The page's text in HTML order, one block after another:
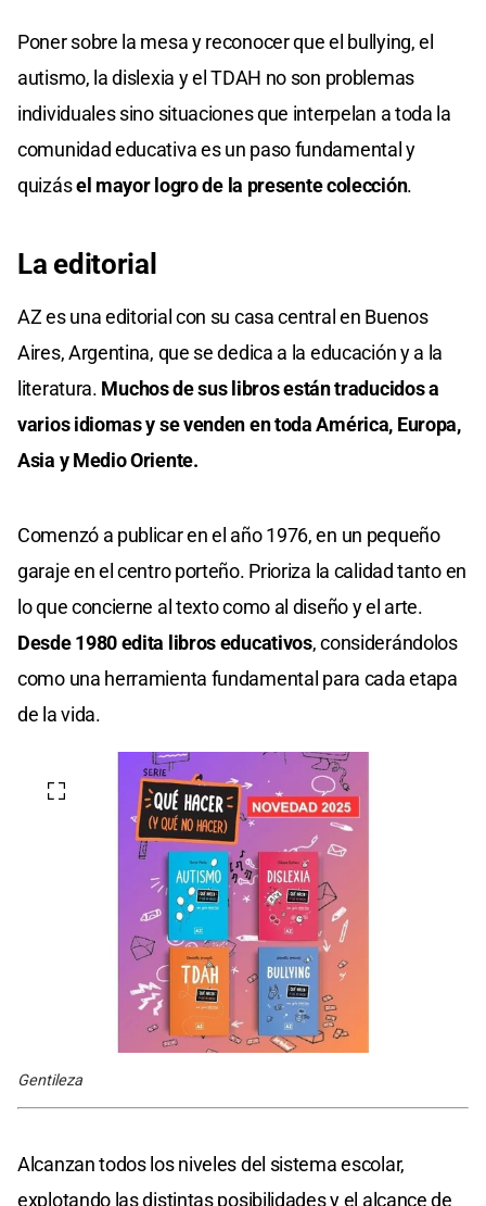
Poner sobre la mesa y reconocer que el bullying, el
autismo, la dislexia y el TDAH no son problemas
individuales sino situaciones que interpelan a toda la
comunidad educativa es un paso fundamental y
quizásel mayor logro de la presente colección.
La editorial
AZ es una editorial con su casa central en Buenos
Aires, Argentina, que se dedica a la educación y a la
literatura. Muchos de sus libros están traducidos a
varios idiomas y se venden en toda América, Europa,
Asia y Medio Oriente.
Comenzó a publicar en el año 1976, en un pequeño
garaje en el centro porteño. Prioriza la calidad tanto en
lo que concierne al texto como al diseño y el arte.
Desde 1980 edita libros educativos, considerándolos
como una herramienta fundamental para cada etapa
de la vida.
Gentileza
Alcanzan todos los niveles del sistema escolar,
explotando las distintas posibilidades y el alcance de